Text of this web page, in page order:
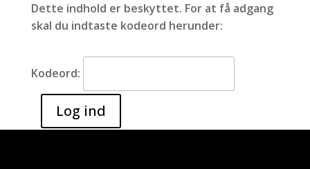
Dette indhold er beskyttet. For at få adgang
skal du indtaste kodeord herunder:
Kodeord: